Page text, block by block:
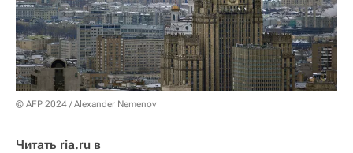
© AFP 2024 / Alexander Nemenov
Читать ria.ru в